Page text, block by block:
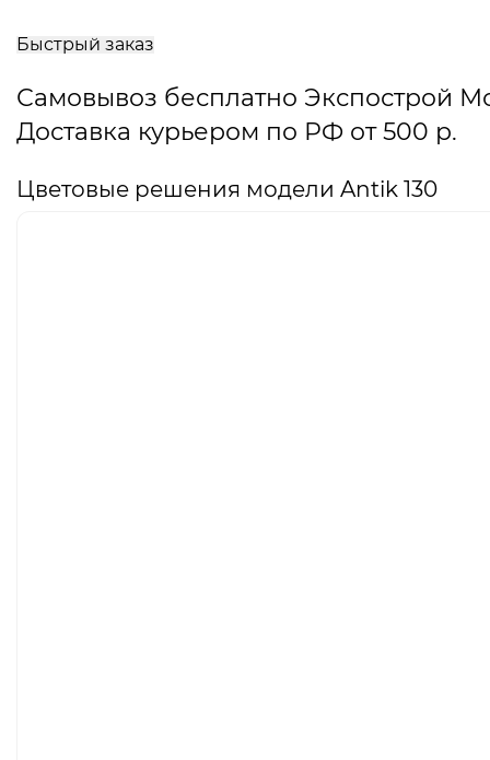
Быстрый заказ
Самовывоз бесплатно Экспострой
Доставка курьером по РФ от 500 р.
Цветовые решения модели Antik 130